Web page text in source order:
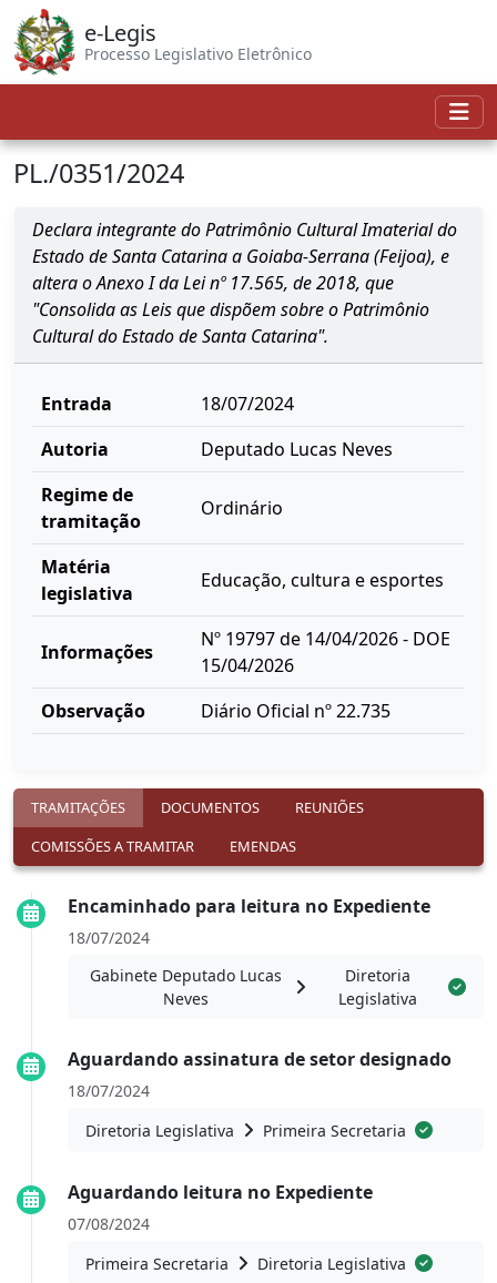
e-Legis
Processo Legislativo Eletrônico
PL./0351/2024
Declara integrante do Patrimônio Cultural Imaterial do
Estado de Santa Catarina a Goiaba-Serrana (Feijoa), e
altera o Anexo I da Lei nº 17.565, de 2018, que
"Consolida as Leis que dispõem sobre o Patrimônio
Cultural do Estado de Santa Catarina".
Entrada
18/07/2024
Autoria
Deputado Lucas Neves
Regime de
tramitação
Ordinário
Matéria
legislativa
Educação, cultura e esportes
Informações
Nº 19797 de 14/04/2026 - DOE
15/04/2026
Observação
Diário Oficial nº 22.735
TRAMITAÇÕES DOCUMENTOS
REUNIÕES
COMISSÕES A TRAMITAR
EMENDAS
Encaminhado para leitura no Expediente
18/07/2024
Gabinete Deputado Lucas
Neves
Diretoria
Legislativa
Aguardando assinatura de setor designado
18/07/2024
Diretoria Legislativa
Primeira Secretaria
Aguardando leitura no Expediente
07/08/2024
Primeira Secretaria
Diretoria Legislativa